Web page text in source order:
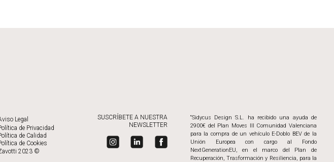
Legal
de Privacidad
de Calidad
de Cookies
2023 ©
SUSCRÍBETE A NUESTRA
NEWSLETTER
“Sidycus Design S.L. ha recibido una ayuda de
2900€ del Plan Moves III Comunidad Valenciana
para la compra de un vehículo E-Doblo BEV de la
Unión Europea con cargo al Fondo
NextGenerationEU, en el marco del Plan de
Recuperación, Trasformación y Resiliencia, para la